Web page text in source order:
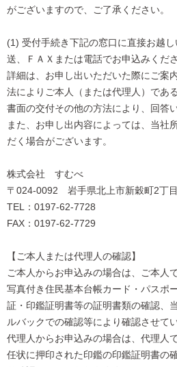
がございますので、ご了承ください。
(1) 受付手続き下記の窓口に直接お越
送、ＦＡＸまたは電話でお申込みくだ
詳細は、お申し出いただいた際にご案
法によりご本人（または代理人）であ
書面の交付その他の方法により、回答
また、お申し出内容によっては、当社
だく場合がございます。
株式会社 すむべ
〒024-0092 岩手県北上市新穀町2丁
TEL：0197-62-7728
FAX：0197-62-7729
【ご本人または代理人の確認】
ご本人からお申込みの場合は、ご本人
写真付き住民基本台帳カード・パスポ
証・印鑑証明書等の証明書類の確認、
ルバックでの確認等により確認させて
代理人からお申込みの場合は、代理人
任状に押印された印鑑の印鑑証明書の